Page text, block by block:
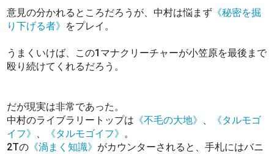
意見の分かれるところだろうが、中村は悩まず 《秘密を掘
り下げる者》 をプレイ。
うまくいけば、この1マナクリーチャーが小笠原を最後まで
殴り続けてくれるだろう。
だが現実は非常であった。
中村のライブラリートップは 《不毛の大地》 、
《タルモゴ
イフ》 、 《タルモゴイフ》 。
2Tの 《渦まく知識》 がカウンターされると、手札にはバニ